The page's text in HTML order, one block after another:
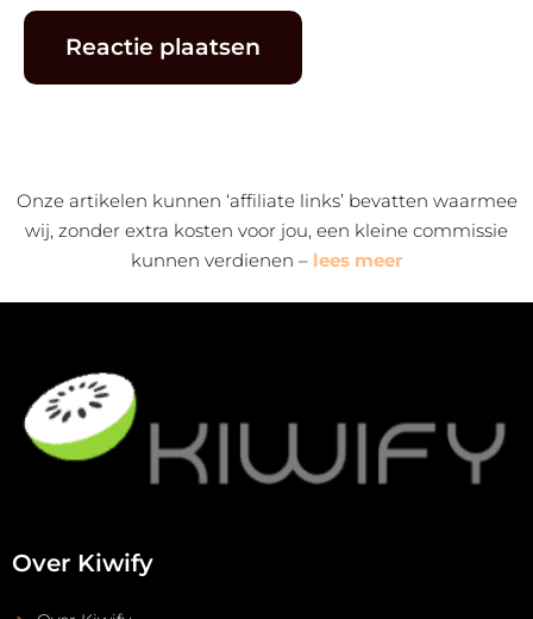
Onze artikelen kunnen ‘affiliate links’ bevatten waarmee
wij, zonder extra kosten voor jou, een kleine commissie
kunnen verdienen – lees meer
Over Kiwify